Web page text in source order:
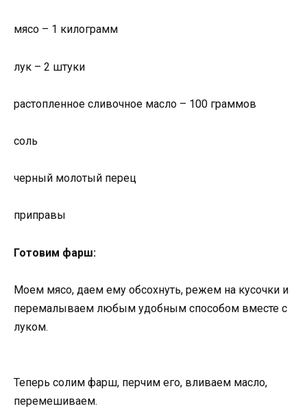
мясо – 1 килограмм
лук – 2 штуки
растопленное сливочное масло – 100 граммов
соль
черный молотый перец
приправы
Готовим фарш:
Моем мясо, даем ему обсохнуть, режем на кусочки и
перемалываем любым удобным способом вместе с
луком.
Теперь солим фарш, перчим его, вливаем масло,
перемешиваем.